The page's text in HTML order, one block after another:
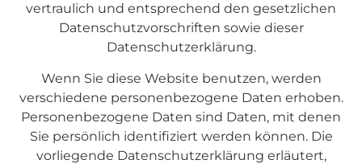
vertraulich und entsprechend den gesetzlichen
Datenschutzvorschriften sowie dieser
Datenschutzerklärung.
Wenn Sie diese Website benutzen, werden
verschiedene personenbezogene Daten erhoben.
Personenbezogene Daten sind Daten, mit denen
Sie persönlich identifiziert werden können. Die
vorliegende Datenschutzerklärung erläutert,